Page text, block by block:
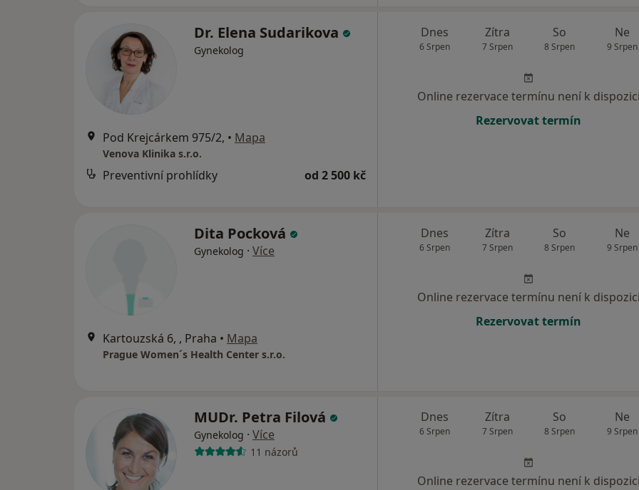
Dr. Elena Sudarikova
Gynekolog
Pod Krejcárkem 975/2, • Mapa
Venova Klinika s.r.o.
Preventivní prohlídky od 2 500 kč
Dnes
6 Srpen
Zítra
7 Srpen
So
8 Srpen
Ne
9 Srpen
Online rezervace termínu není k dispozici
Rezervovat termín
Dita Pocková
Gynekolog · Více
Kartouzská 6, , Praha • Mapa
Prague Women´s Health Center s.r.o.
Dnes
6 Srpen
Zítra
7 Srpen
So
8 Srpen
Ne
9 Srpen
Online rezervace termínu není k dispozici
Rezervovat termín
MUDr. Petra Filová
Gynekolog · Více
11 názorů
Dnes
6 Srpen
Zítra
7 Srpen
So
8 Srpen
Ne
9 Srpen
Online rezervace termínu není k dispozici